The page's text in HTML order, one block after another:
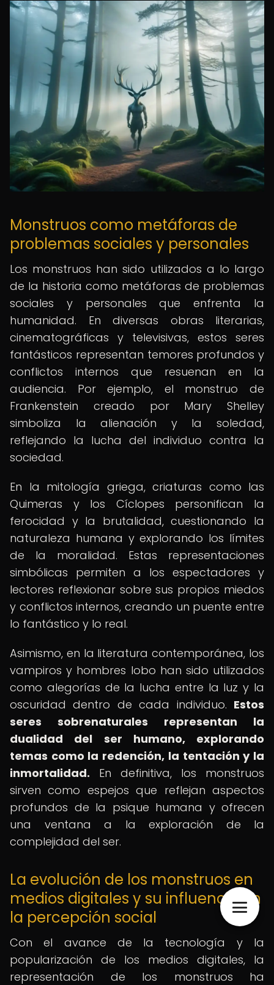
Monstruos como metáforas de
problemas sociales y personales
Los monstruos han sido utilizados a lo largo
de la historia como metáforas de problemas
sociales y personales que enfrenta la
humanidad. En diversas obras literarias,
cinematográficas y televisivas, estos seres
fantásticos representan temores profundos y
conflictos internos que resuenan en la
audiencia. Por ejemplo, el monstruo de
Frankenstein creado por Mary Shelley
simboliza la alienación y la soledad,
reflejando la lucha del individuo contra la
sociedad.
En la mitología griega, criaturas como las
Quimeras y los Cíclopes personifican la
ferocidad y la brutalidad, cuestionando la
naturaleza humana y explorando los límites
de la moralidad. Estas representaciones
simbólicas permiten a los espectadores y
lectores reflexionar sobre sus propios miedos
y conflictos internos, creando un puente entre
lo fantástico y lo real.
Asimismo, en la literatura contemporánea, los
vampiros y hombres lobo han sido utilizados
como alegorías de la lucha entre la luz y la
oscuridad dentro de cada individuo. Estos
seres sobrenaturales representan la
dualidad del ser humano, explorando
temas como la redención, la tentación y la
inmortalidad. En definitiva, los monstruos
sirven como espejos que reflejan aspectos
profundos de la psique humana y ofrecen
una ventana a la exploración de la
complejidad del ser.
La evolución de los monstruos en
medios digitales y su influencia en
la percepción social
Con el avance de la tecnología y la
popularización de los medios digitales, la
representación de los monstruos ha